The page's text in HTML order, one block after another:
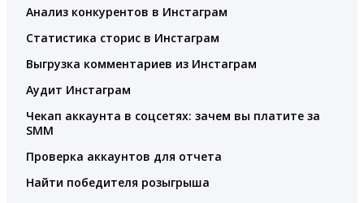
Анализ конкурентов в Инстаграм
Статистика сторис в Инстаграм
Выгрузка комментариев из Инстаграм
Аудит Инстаграм
Чекап аккаунта в соцсетях: зачем вы платите за
SMM
Проверка аккаунтов для отчета
Найти победителя розыгрыша